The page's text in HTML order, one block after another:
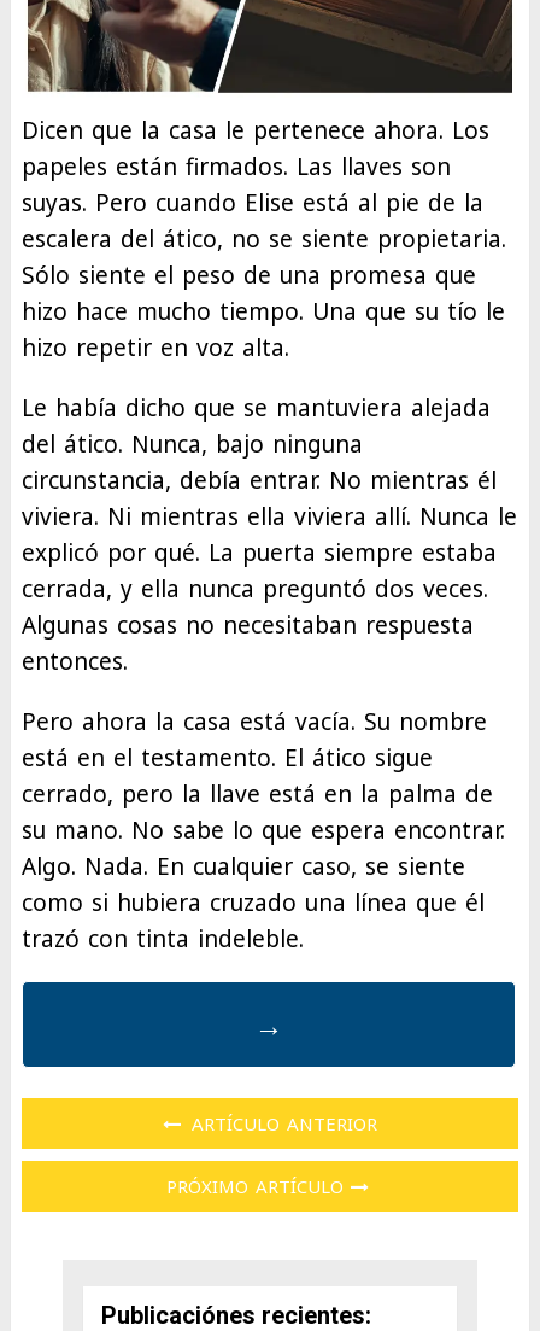
Dicen que la casa le pertenece ahora. Los
papeles están firmados. Las llaves son
suyas. Pero cuando Elise está al pie de la
escalera del ático, no se siente propietaria.
Sólo siente el peso de una promesa que
hizo hace mucho tiempo. Una que su tío le
hizo repetir en voz alta.
Le había dicho que se mantuviera alejada
del ático. Nunca, bajo ninguna
circunstancia, debía entrar. No mientras él
viviera. Ni mientras ella viviera allí. Nunca le
explicó por qué. La puerta siempre estaba
cerrada, y ella nunca preguntó dos veces.
Algunas cosas no necesitaban respuesta
entonces.
Pero ahora la casa está vacía. Su nombre
está en el testamento. El ático sigue
cerrado, pero la llave está en la palma de
su mano. No sabe lo que espera encontrar.
Algo. Nada. En cualquier caso, se siente
como si hubiera cruzado una línea que él
trazó con tinta indeleble.
→
ARTÍCULO ANTERIOR
PRÓXIMO ARTÍCULO
Publicaciónes recientes: